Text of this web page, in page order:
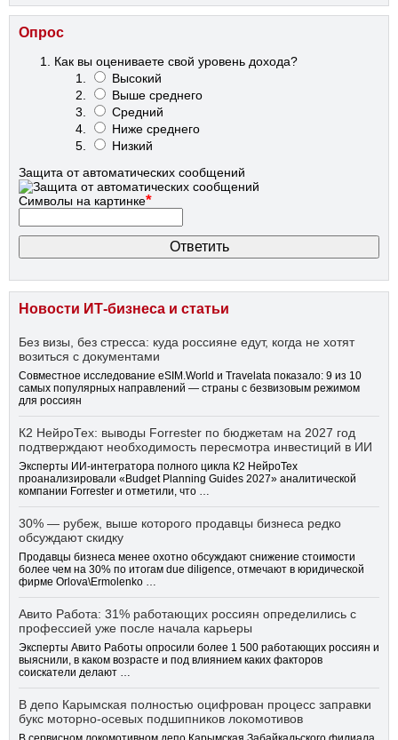
Опрос
Как вы оцениваете свой уровень дохода?
Высокий
Выше среднего
Средний
Ниже среднего
Низкий
Защита от автоматических сообщений
Символы на картинке*
Новости ИТ-бизнеса и статьи
Без визы, без стресса: куда россияне едут, когда не хотят
возиться с документами
Совместное исследование eSIM.World и Travelata показало: 9 из 10
самых популярных направлений — страны с безвизовым режимом
для россиян
К2 НейроТех: выводы Forrester по бюджетам на 2027 год
подтверждают необходимость пересмотра инвестиций в ИИ
Эксперты ИИ-интегратора полного цикла К2 НейроТех
проанализировали «Budget Planning Guides 2027» аналитической
компании Forrester и отметили, что …
30% — рубеж, выше которого продавцы бизнеса редко
обсуждают скидку
Продавцы бизнеса менее охотно обсуждают снижение стоимости
более чем на 30% по итогам due diligence, отмечают в юридической
фирме Orlova\Ermolenko …
Авито Работа: 31% работающих россиян определились с
профессией уже после начала карьеры
Эксперты Авито Работы опросили более 1 500 работающих россиян и
выяснили, в каком возрасте и под влиянием каких факторов
соискатели делают …
В депо Карымская полностью оцифрован процесс заправки
букс моторно-осевых подшипников локомотивов